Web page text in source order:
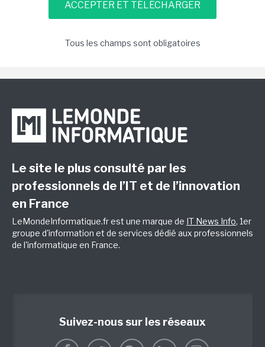
Tous les champs sont obligatoires
Le site le plus consulté par les
professionnels de l’IT et de l’innovation
en France
LeMondeInformatique.fr est une marque de IT News Info, 1er
groupe d'information et de services dédié aux professionnels
de l'informatique en France.
Suivez-nous sur les réseaux